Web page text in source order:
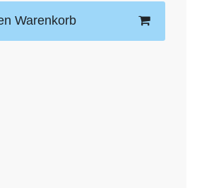
Warenkorb